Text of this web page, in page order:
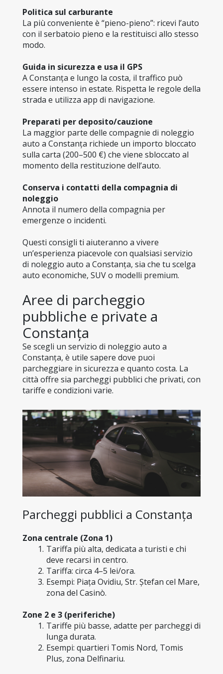
Politica sul carburante
La più conveniente è “pieno-pieno”: ricevi l’auto
con il serbatoio pieno e la restituisci allo stesso
modo.
Guida in sicurezza e usa il GPS
A Constanța e lungo la costa, il traffico può
essere intenso in estate. Rispetta le regole della
strada e utilizza app di navigazione.
Preparati per deposito/cauzione
La maggior parte delle compagnie di noleggio
auto a Constanța richiede un importo bloccato
sulla carta (200–500 €) che viene sbloccato al
momento della restituzione dell’auto.
Conserva i contatti della compagnia di
noleggio
Annota il numero della compagnia per
emergenze o incidenti.
Questi consigli ti aiuteranno a vivere
un’esperienza piacevole con qualsiasi servizio
di noleggio auto a Constanța, sia che tu scelga
auto economiche, SUV o modelli premium.
Aree di parcheggio
pubbliche e private a
Constanța
Se scegli un servizio di noleggio auto a
Constanța, è utile sapere dove puoi
parcheggiare in sicurezza e quanto costa. La
città offre sia parcheggi pubblici che privati, con
tariffe e condizioni varie.
Parcheggi pubblici a Constanța
Zona centrale (Zona 1)
Tariffa più alta, dedicata a turisti e chi
deve recarsi in centro.
Tariffa: circa 4–5 lei/ora.
Esempi: Piața Ovidiu, Str. Ștefan cel Mare,
zona del Casinò.
Zone 2 e 3 (periferiche)
Tariffe più basse, adatte per parcheggi di
lunga durata.
Esempi: quartieri Tomis Nord, Tomis
Plus, zona Delfinariu.